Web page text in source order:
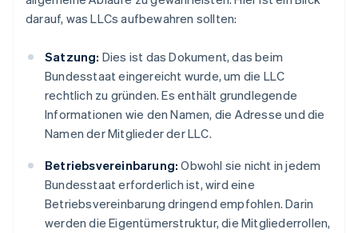
darauf, was LLCs aufbewahren sollten:
Satzung: Dies ist das Dokument, das beim
Bundesstaat eingereicht wurde, um die LLC
rechtlich zu gründen. Es enthält grundlegende
Informationen wie den Namen, die Adresse und die
Namen der Mitglieder der LLC.
Betriebsvereinbarung: Obwohl sie nicht in jedem
Bundesstaat erforderlich ist, wird eine
Betriebsvereinbarung dringend empfohlen. Darin
werden die Eigentümerstruktur, die Mitgliederrollen,